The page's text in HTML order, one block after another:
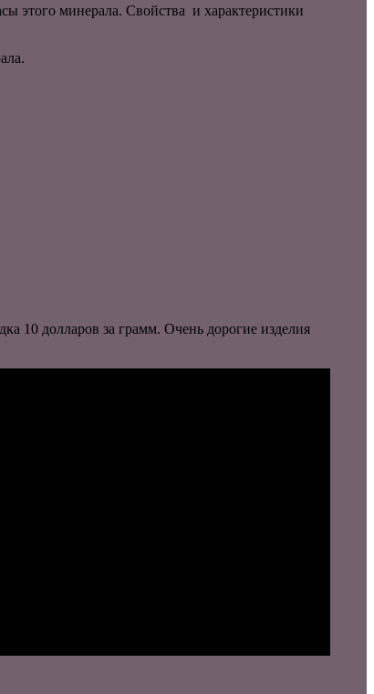
этого минерала. Свойства и характеристики
10 долларов за грамм. Очень дорогие изделия